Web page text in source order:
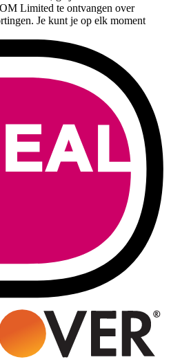
Limited te ontvangen over
Je kunt je op elk moment